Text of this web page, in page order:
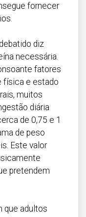
fornecer
diz
necessária.
fatores
física e estado
muitos
diária
de 0,75 e 1
de peso
Este valor
pretendem
que adultos